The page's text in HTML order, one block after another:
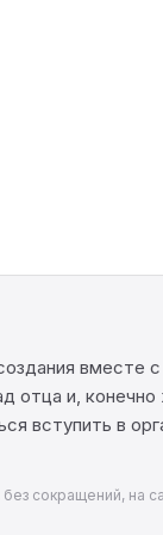
вместе
отца и,
вступить в
сокращений, на